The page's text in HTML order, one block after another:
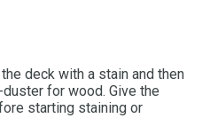
deck with a stain and then
for wood. Give the
starting staining or